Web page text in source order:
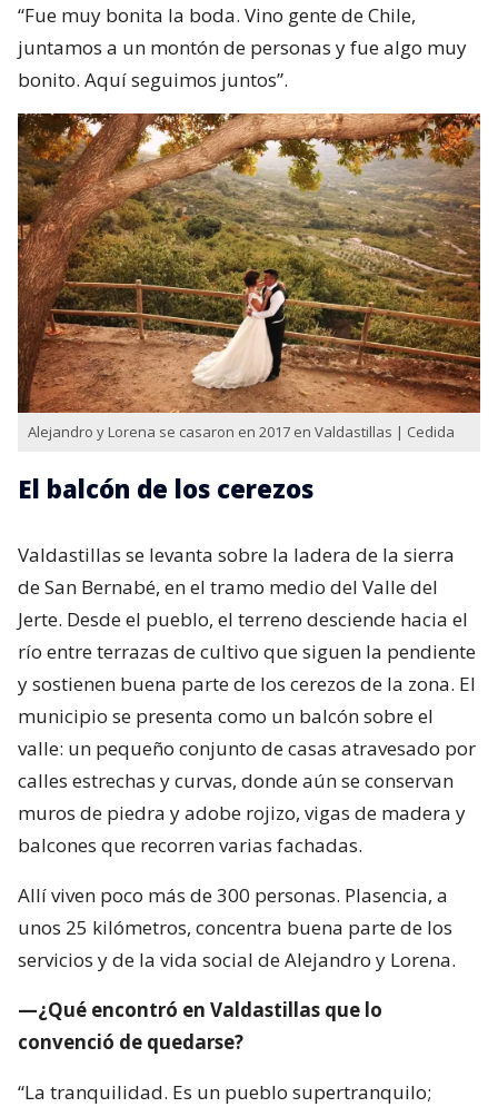
“Fue muy bonita la boda. Vino gente de Chile,
juntamos a un montón de personas y fue algo muy
bonito. Aquí seguimos juntos”.
Alejandro y Lorena se casaron en 2017 en Valdastillas | Cedida
El balcón de los cerezos
Valdastillas se levanta sobre la ladera de la sierra
de San Bernabé, en el tramo medio del Valle del
Jerte. Desde el pueblo, el terreno desciende hacia el
río entre terrazas de cultivo que siguen la pendiente
y sostienen buena parte de los cerezos de la zona. El
municipio se presenta como un balcón sobre el
valle: un pequeño conjunto de casas atravesado por
calles estrechas y curvas, donde aún se conservan
muros de piedra y adobe rojizo, vigas de madera y
balcones que recorren varias fachadas.
Allí viven poco más de 300 personas. Plasencia, a
unos 25 kilómetros, concentra buena parte de los
servicios y de la vida social de Alejandro y Lorena.
—¿Qué encontró en Valdastillas que lo
convenció de quedarse?
“La tranquilidad. Es un pueblo supertranquilo;